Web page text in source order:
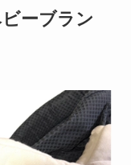
ーブラン